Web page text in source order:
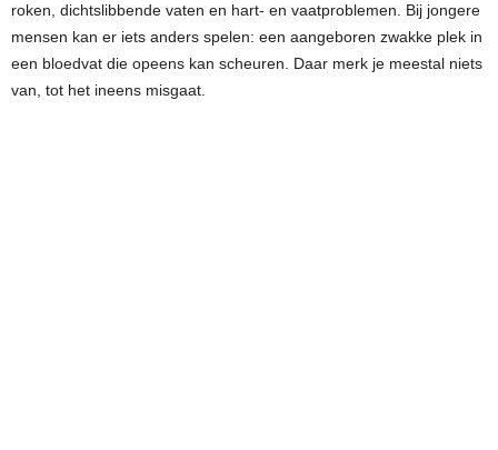
roken, dichtslibbende vaten en hart- en vaatproblemen. Bij jongere
mensen kan er iets anders spelen: een aangeboren zwakke plek in
een bloedvat die opeens kan scheuren. Daar merk je meestal niets
van, tot het ineens misgaat.